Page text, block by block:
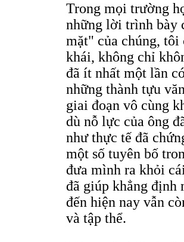
Trong mọi trường
những lời trình bày
mặt" của chúng,
khái, không chỉ
đã ít nhất một lần
những thành tựu
giai đoạn vô cùng
dù nỗ lực của ông
như thực tế đã
một số tuyên bố
đưa mình ra khỏi
đã giúp khẳng định
đến hiện nay vẫn
và tập thể.